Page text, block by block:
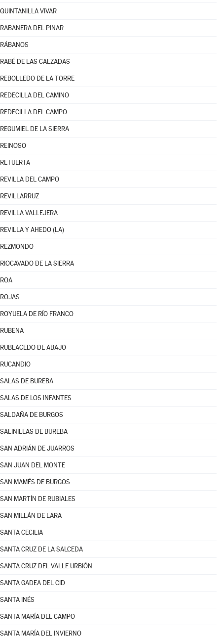
QUINTANILLA VIVAR
RABANERA DEL PINAR
RÁBANOS
RABÉ DE LAS CALZADAS
REBOLLEDO DE LA TORRE
REDECILLA DEL CAMINO
REDECILLA DEL CAMPO
REGUMIEL DE LA SIERRA
REINOSO
RETUERTA
REVILLA DEL CAMPO
REVILLARRUZ
REVILLA VALLEJERA
REVILLA Y AHEDO (LA)
REZMONDO
RIOCAVADO DE LA SIERRA
ROA
ROJAS
ROYUELA DE RÍO FRANCO
RUBENA
RUBLACEDO DE ABAJO
RUCANDIO
SALAS DE BUREBA
SALAS DE LOS INFANTES
SALDAÑA DE BURGOS
SALINILLAS DE BUREBA
SAN ADRIÁN DE JUARROS
SAN JUAN DEL MONTE
SAN MAMÉS DE BURGOS
SAN MARTÍN DE RUBIALES
SAN MILLÁN DE LARA
SANTA CECILIA
SANTA CRUZ DE LA SALCEDA
SANTA CRUZ DEL VALLE URBIÓN
SANTA GADEA DEL CID
SANTA INÉS
SANTA MARÍA DEL CAMPO
SANTA MARÍA DEL INVIERNO